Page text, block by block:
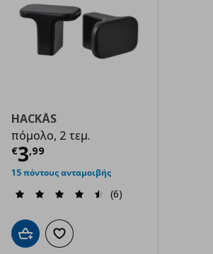
HACKÅS
πόμολο, 2 τεμ.
€3,99
Τρέχουσα τιμή
15 πόντους ανταμοιβής
(6)
Προσθήκη στο καλάθι
Προσθήκη στα αγαπημένα